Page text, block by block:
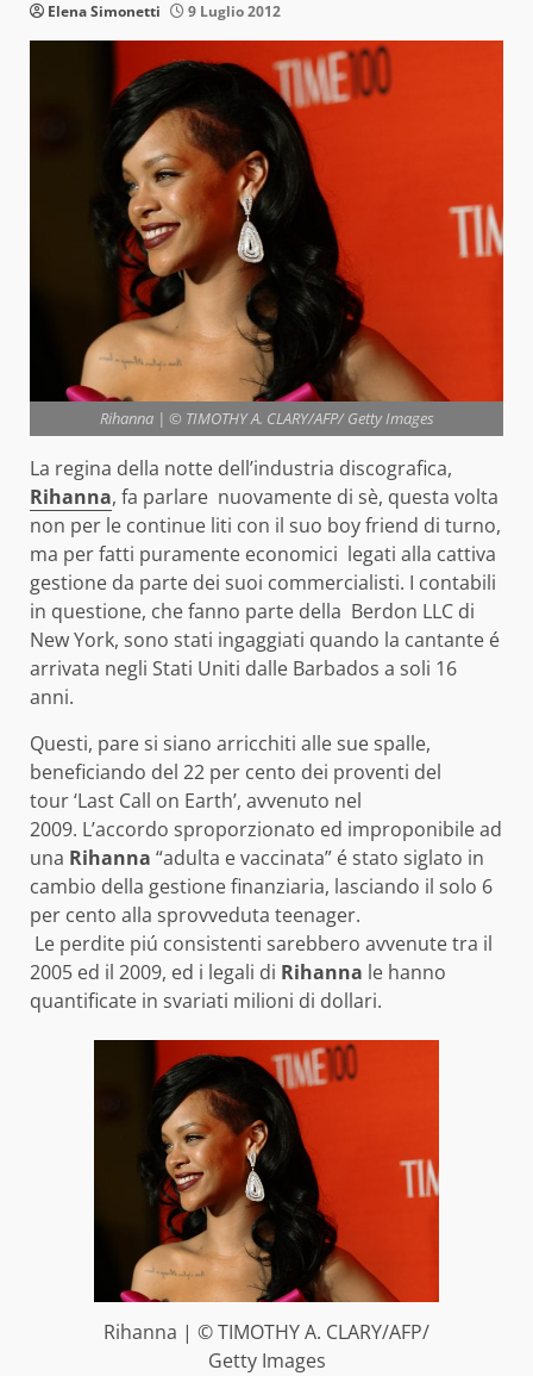
Elena Simonetti 9 Luglio 2012
Rihanna | © TIMOTHY A. CLARY/AFP/ Getty Images
La regina della notte dell’industria discografica,
Rihanna, fa parlare nuovamente di sè, questa volta
non per le continue liti con il suo boy friend di turno,
ma per fatti puramente economici legati alla cattiva
gestione da parte dei suoi commercialisti. I contabili
in questione, che fanno parte della Berdon LLC di
New York, sono stati ingaggiati quando la cantante é
arrivata negli Stati Uniti dalle Barbados a soli 16
anni.
Questi, pare si siano arricchiti alle sue spalle,
beneficiando del 22 per cento dei proventi del
tour ‘Last Call on Earth’, avvenuto nel
2009. L’accordo sproporzionato ed improponibile ad
una Rihanna “adulta e vaccinata” é stato siglato in
cambio della gestione finanziaria, lasciando il solo 6
per cento alla sprovveduta teenager.
Le perdite piú consistenti sarebbero avvenute tra il
2005 ed il 2009, ed i legali di Rihanna le hanno
quantificate in svariati milioni di dollari.
Rihanna | © TIMOTHY A. CLARY/AFP/
Getty Images